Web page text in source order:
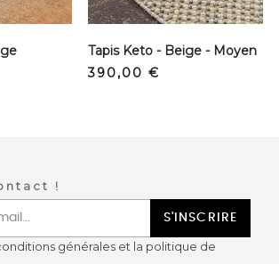
Tapis Keto - Beige - Moyen
Prix
390,00 €
!
S'INSCRIRE
générales et la politique de